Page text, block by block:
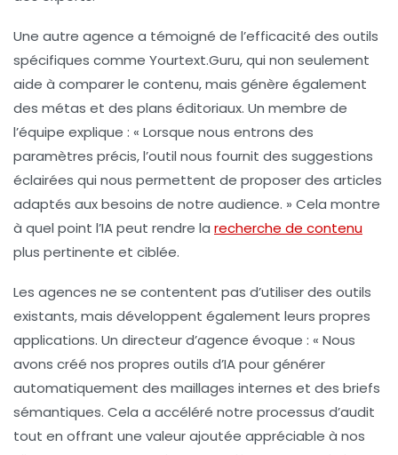
Une autre agence a témoigné de l’efficacité des outils
spécifiques comme Yourtext.Guru, qui non seulement
aide à comparer le contenu, mais génère également
des métas et des plans éditoriaux. Un membre de
l’équipe explique : « Lorsque nous entrons des
paramètres précis, l’outil nous fournit des suggestions
éclairées qui nous permettent de proposer des articles
adaptés aux besoins de notre audience. » Cela montre
à quel point l’IA peut rendre la recherche de contenu
plus pertinente et ciblée.
Les agences ne se contentent pas d’utiliser des outils
existants, mais développent également leurs propres
applications. Un directeur d’agence évoque : « Nous
avons créé nos propres outils d’IApour générer
automatiquement des maillages internes et des briefs
sémantiques. Cela a accéléré notre processus d’audit
tout en offrant une valeur ajoutée appréciable à nos